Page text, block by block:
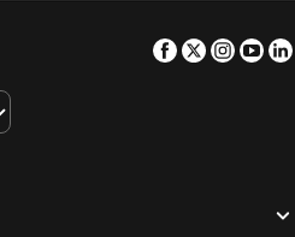
Facebook
Twitter